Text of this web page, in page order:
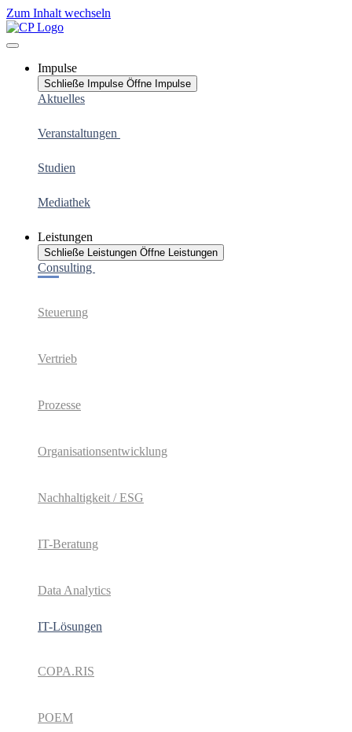
Zum Inhalt wechseln
Impulse
Schließe Impulse Öffne Impulse
Aktuelles
Veranstaltungen
Studien
Mediathek
Leistungen
Schließe Leistungen Öffne Leistungen
Consulting
Steuerung
Vertrieb
Prozesse
Organisationsentwicklung
Nachhaltigkeit / ESG
IT-Beratung
Data Analytics
IT-Lösungen
COPA.RIS
POEM